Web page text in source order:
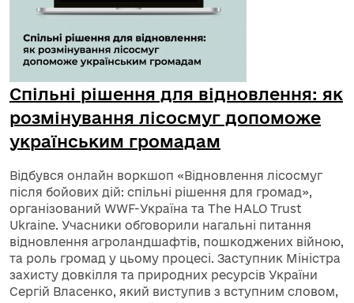
Спільні рішення для відновлення: як
розмінування лісосмуг допоможе
українським громадам
Відбувся онлайн воркшоп «Відновлення лісосмуг
після бойових дій: спільні рішення для громад»,
організований WWF-Україна та The HALO Trust
Ukraine. Учасники обговорили нагальні питання
відновлення агроландшафтів, пошкоджених війною,
та роль громад у цьому процесі. Заступник Міністра
захисту довкілля та природних ресурсів України
Сергій Власенко, який виступив з вступним словом,